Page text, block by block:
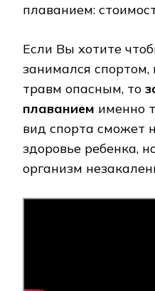
плаванием:
Если Вы хотите
занимался спортом,
травм опасным, то
плаванием именно
вид спорта сможет
здоровье ребенка,
организм